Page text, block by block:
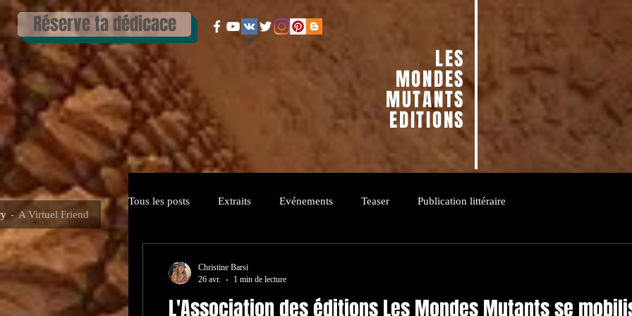
Réserve ta dédicace
LES
MONDES
MUTANTS
EDITIONS
A Virtuel Friend
Tous les posts Extraits Evénements Teaser Publication littéraire
L'Association des éditions Les Mondes Mutants se
Christine Barsi
26 avr.
1 min de lecture